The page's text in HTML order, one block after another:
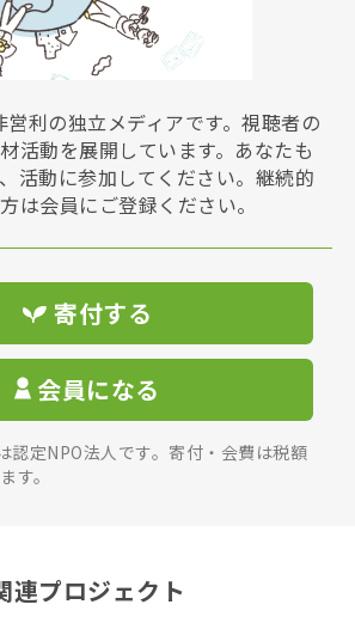
利の独立メディアです。視聴者の
活動を展開しています。あなたも
活動に参加してください。継続的
は会員にご登録ください。
寄付する
会員になる
定NPO法人です。寄付・会費は税額
す。
連プロジェクト